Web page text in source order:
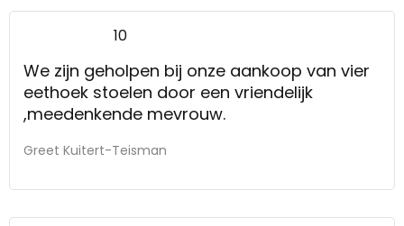
10
We zijn geholpen bij onze aankoop van vier
eethoek stoelen door een vriendelijk
,meedenkende mevrouw.
Greet Kuitert-Teisman